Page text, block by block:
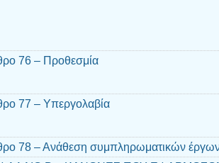
76 – Προθεσμία
77 – Υπεργολαβία
78 – Ανάθεση συμπληρωματικών